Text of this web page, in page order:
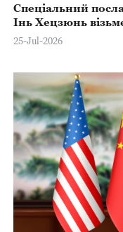
Спеціальний
Інь Хецзюнь
президентських
25-Jul-2026